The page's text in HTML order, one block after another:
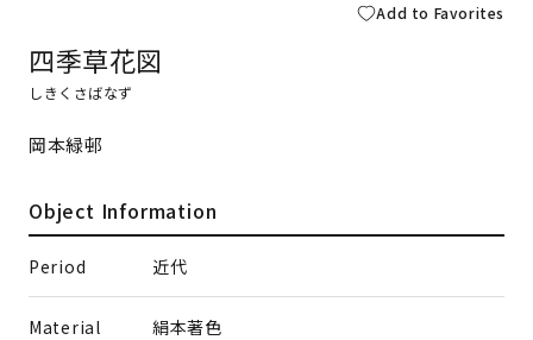
Add to Favorites
四季草花図
しきくさばなず
岡本緑邨
Object Information
Period 近代
Material
絹本著色